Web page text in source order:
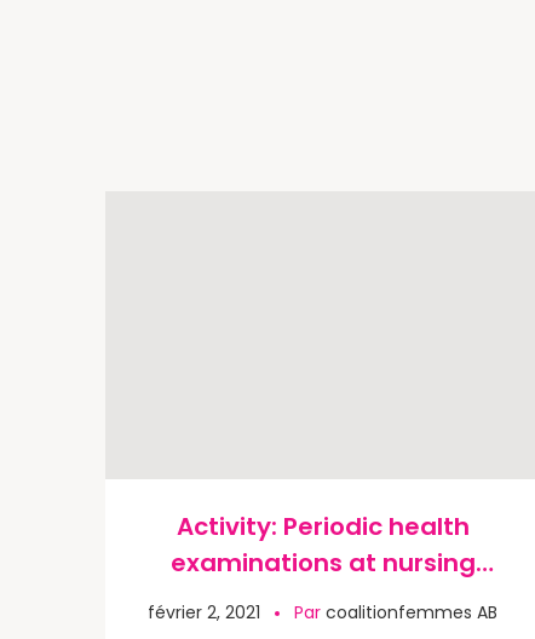
Activity: Periodic health
examinations at nursing
homes
février 2, 2021 Parcoalitionfemmes AB